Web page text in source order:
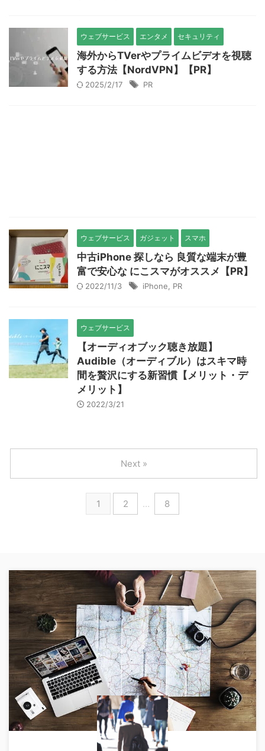
ウェブサービス エンタメ セキュリティ
海外からTVerやプライムビデオを視聴
する方法【NordVPN】【PR】
2025/2/17 PR
ウェブサービス ガジェット スマホ
中古iPhone 探しなら 良質な端末が豊
富で安心な にこスマがオススメ【PR】
2022/11/3 iPhone PR
ウェブサービス
【オーディオブック聴き放題】
Audible（オーディブル）はスキマ時
間を贅沢にする新習慣【メリット・デ
メリット】
2022/3/21
1 2 … 8
Next »